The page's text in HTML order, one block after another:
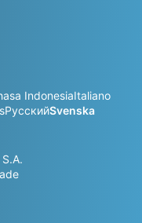
IndonesiaItaliano
РусскийSvenska